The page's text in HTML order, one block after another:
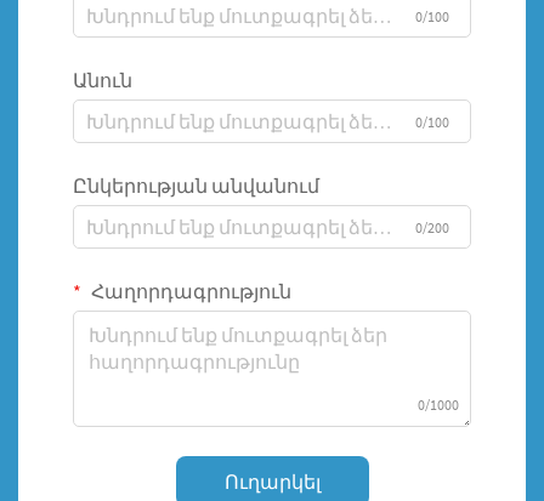
0/100
Անուն
0/100
Ընկերության անվանում
0/200
Հաղորդագրություն
0/1000
Ուղարկել